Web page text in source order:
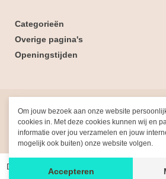
Om jouw bezoek aan onze website
cookies in. Met deze cookies kunnen wij en
informatie over jou verzamelen en jouw
mogelijk ook buiten) onze website volgen.
Accepteren
Categorieën
Overige pagina's
Openingstijden
Gemaakt met door
De waardering van www.jillsboutique.nl/ bij